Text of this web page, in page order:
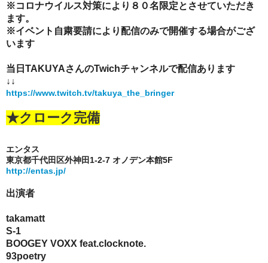
※コロナウイルス対策により８０名限定とさせていただき
ます。
※イベント自粛要請により配信のみで開催する場合がござ
います
当日TAKUYAさんのTwichチャンネルで配信あります
↓↓
https://www.twitch.tv/takuya_the_bringer
★クローク完備
エンタス
東京都千代田区外神田1-2-7 オノデン本館5F
http://entas.jp/
出演者
takamatt
S-1
BOOGEY VOXX feat.clocknote.
93poetry